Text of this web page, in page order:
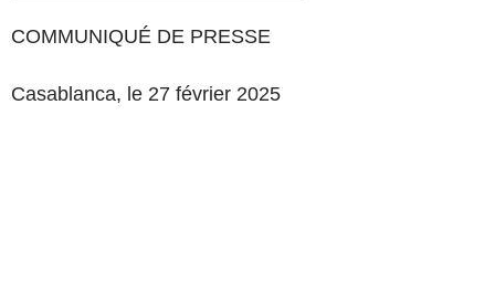
COMMUNIQUÉ DE PRESSE
Casablanca, le 27 février 2025